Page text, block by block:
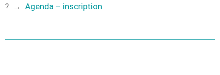
? → Agenda – inscription